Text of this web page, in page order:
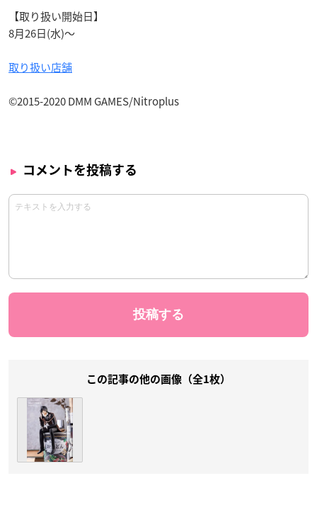
【取り扱い開始日】
8月26日(水)〜
取り扱い店舗
©2015-2020 DMM GAMES/Nitroplus
コメントを投稿する
この記事の他の画像（全1枚）